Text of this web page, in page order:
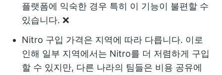
플랫폼에 익숙한 경우 특히 이 기능이 불편할 수
있습니다. ❌
Nitro 구입 가격은 지역에 따라 다릅니다. 이로
인해 일부 지역에서는 Nitro를 더 저렴하게 구입
할 수 있지만, 다른 나라의 팀들은 비용 공유에